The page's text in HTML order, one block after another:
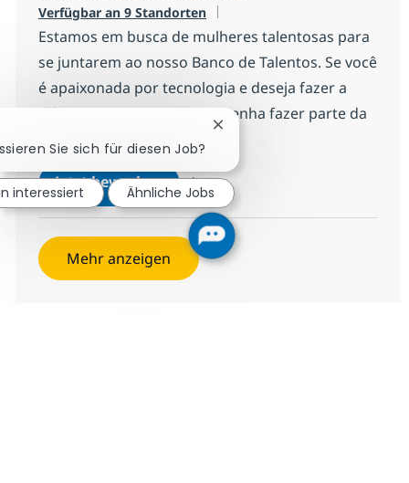
Verfügbar an 9 Standorten
Estamos em busca de mulheres talentosas para
se juntarem ao nosso Banco de Talentos. Se você
é apaixonada por tecnologia e deseja fazer a
diferença em sua carreira, venha fazer parte da
nossa equipe!
Jetzt bewerbenBanco de Talentos Mulheres
Speichern Banco de Talentos Mulheres
Mehr anzeigen
Sie sich für diesen Job?
Chatbot-Benachrichtigung
interessiert Ähnliche Jobs